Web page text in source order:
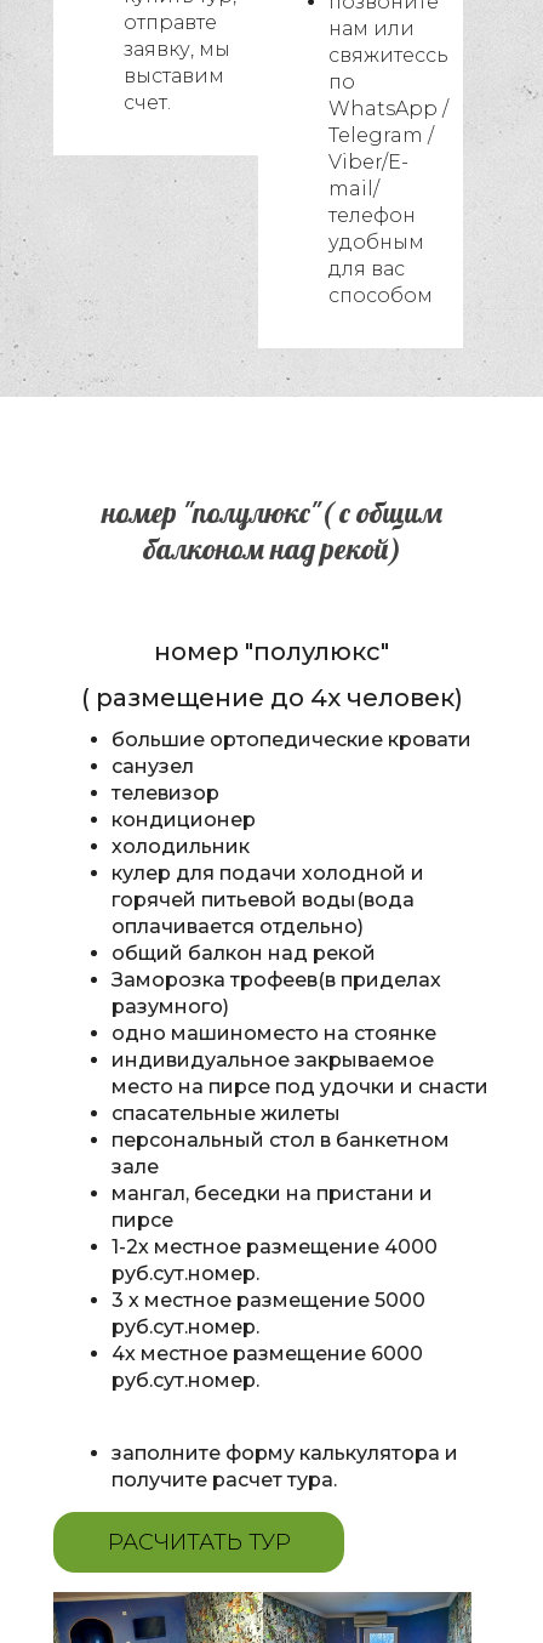
отправте
заявку, мы
выставим
счет.
нам или
свяжитессь
по
WhatsApp /
Telegram /
Viber/E-
mail/
телефон
удобны м
для вас
способом
номер "полулюкс"( с общим
балконом над рекой)
номер "полулюкс"
( размещение до 4х человек)
большие ортопедические кровати
санузел
телевизор
кондиционер
холодильник
кулер для подачи холодной и
горячей питьевой воды(вода
оплачивается отдельно)
общий балкон над рекой
Заморозка трофеев(в приделах
разумного)
одно машиноместо на стоянке
индивидуальное закрываемое
место на пирсе под удочки и снасти
спасательные жилеты
персональный стол в банкетном
зале
мангал, беседки на пристани и
пирсе
1-2х местное размещение 4000
руб.сут.номер.
3 х местное размещение 5000
руб.сут.номер.
4х местное размещение 6000
руб.сут.номер.
заполните форму калькулятора и
получите расчет тура.
РАСЧИТАТЬ ТУР